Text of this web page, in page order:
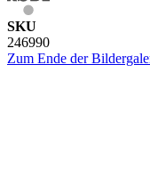
SKU
246990
Zum Ende der